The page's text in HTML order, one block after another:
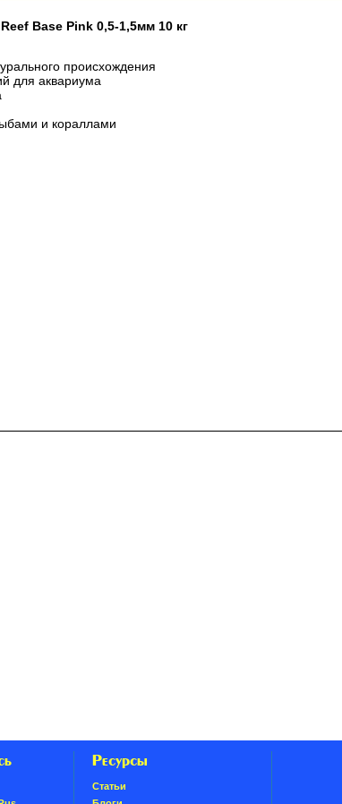
Base Pink 0,5-1,5мм 10 кг
происхождения
для аквариума
и кораллами
Ресурсы
Статьи